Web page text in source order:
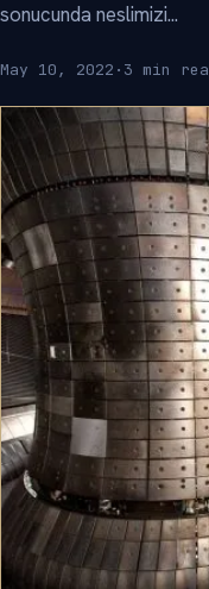
sonucunda neslimizi...
May 10, 2022 · 3 min